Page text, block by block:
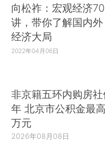
向松祚：宏观经济70
讲，带你了解国内外
经济大局
2022年04月06日
非京籍五环内购房
年 北京市公积金最
万元
2026年08月08日